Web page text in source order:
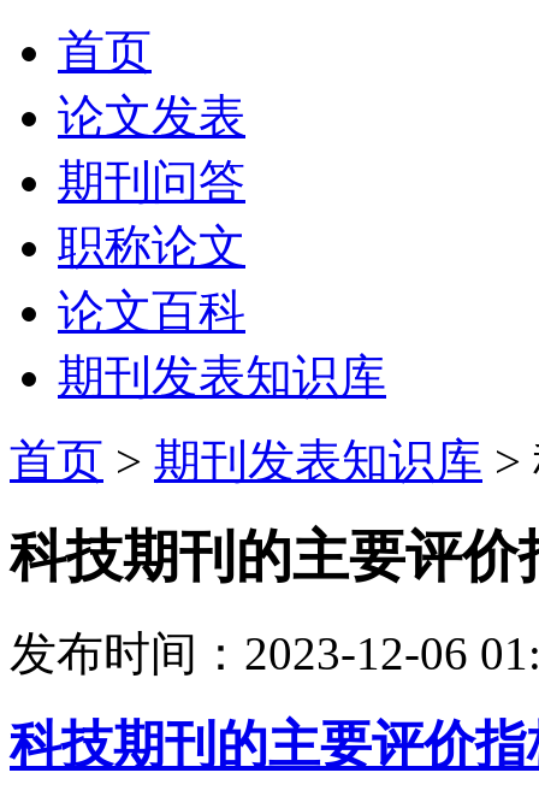
首页
论文发表
期刊问答
职称论文
论文百科
期刊发表知识库
首页 > 期刊发表知识库 >
科技期刊的主要评价
发布时间： 2023-12-06
科技期刊的主要评价指